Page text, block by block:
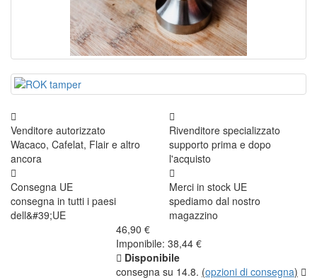
Venditore autorizzato
Wacaco, Cafelat, Flair e altro
ancora
Rivenditore specializzato
supporto prima e dopo
l'acquisto
Consegna UE
consegna in tutti i paesi
dell&#39;UE
Merci in stock UE
spediamo dal nostro
magazzino
46,90 €
Imponibile: 38,44 €
Disponibile
consegna su 14.8. (opzioni di consegna)